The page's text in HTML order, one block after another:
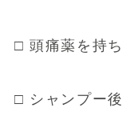
□ 頭痛薬を持
□ シャンプー